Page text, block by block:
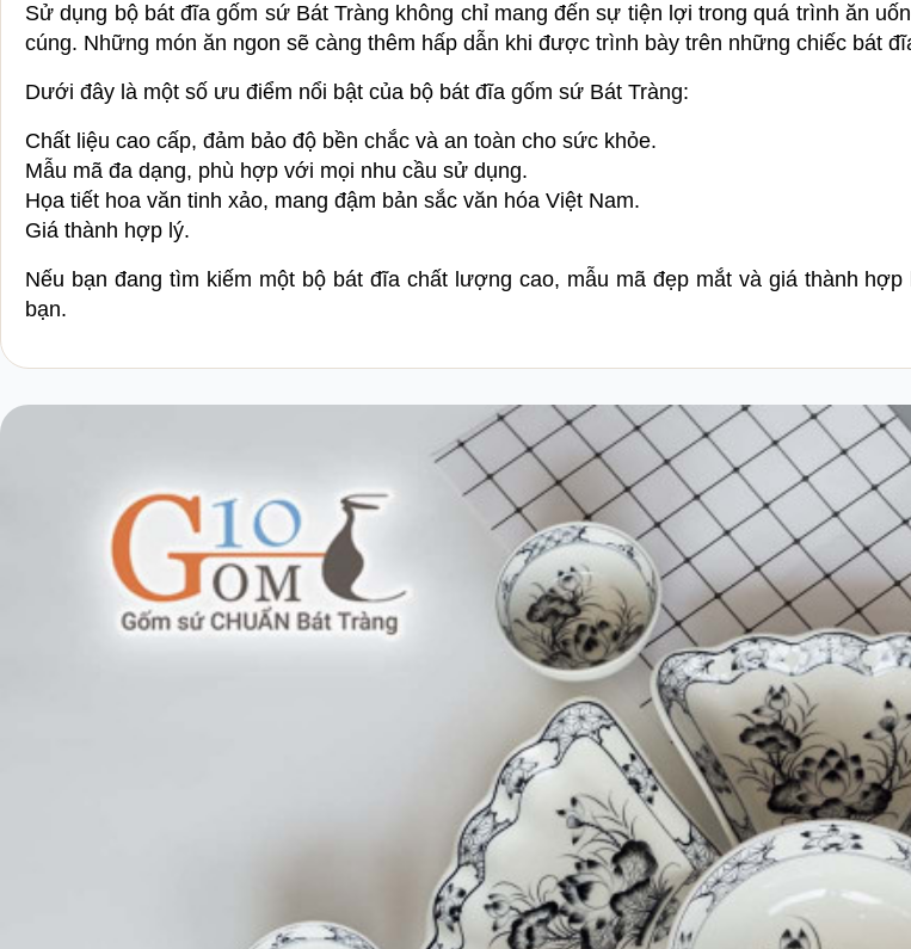
Sử dụng bộ bát đĩa gốm sứ Bát Tràng không chỉ mang đến sự tiện lợi trong quá trình ăn
cúng. Những món ăn ngon sẽ càng thêm hấp dẫn khi được trình bày trên những chiếc bát
Dưới đây là một số ưu điểm nổi bật của bộ bát đĩa gốm sứ Bát Tràng:
Chất liệu cao cấp, đảm bảo độ bền chắc và an toàn cho sức khỏe.
Mẫu mã đa dạng, phù hợp với mọi nhu cầu sử dụng.
Họa tiết hoa văn tinh xảo, mang đậm bản sắc văn hóa Việt Nam.
Giá thành hợp lý.
Nếu bạn đang tìm kiếm một bộ bát đĩa chất lượng cao, mẫu mã đẹp mắt và giá thành
bạn.